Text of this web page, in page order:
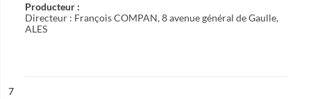
Producteur :
Directeur : François COMPAN, 8 avenue général de Gaulle,
ALES
n°
7